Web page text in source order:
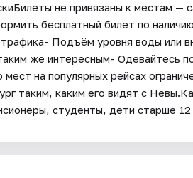
не привязаны к местам
бесплатный билет по
Подъём уровня воды или
же интересным- Одевайтесь
на популярных рейсах
таким, каким его видят с
студенты, дети старше 12